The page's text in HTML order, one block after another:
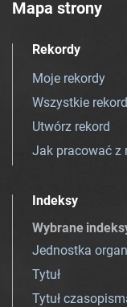
Mapa strony
Rekordy
Moje rekordy
Wszystkie
Utwórz rekord
Jak pracować z
Indeksy
Wybrane
Jednostka
Tytuł
Tytuł